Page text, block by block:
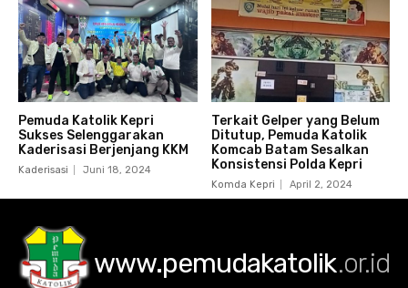
Pemuda Katolik Kepri
Sukses Selenggarakan
Kaderisasi Berjenjang KKM
Kaderisasi Juni 18, 2024
Terkait Gelper yang Belum
Ditutup, Pemuda Katolik
Komcab Batam Sesalkan
Konsistensi Polda Kepri
Komda Kepri April 2, 2024
www.pemudakatolik.or.id